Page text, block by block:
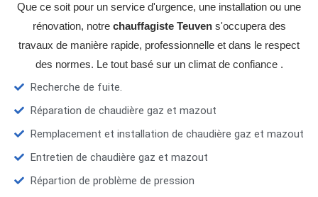
Que ce soit pour un service d'urgence, une installation ou une
rénovation, notre chauffagiste Teuvens'occupera des
travaux de manière rapide, professionnelle et dans le respect
des normes. Le tout basé sur un climat de confiance .
Recherche de fuite.
Réparation de chaudière gaz et mazout
Remplacement et installation de chaudière gaz et mazout
Entretien de chaudière gaz et mazout
Répartion de problème de pression